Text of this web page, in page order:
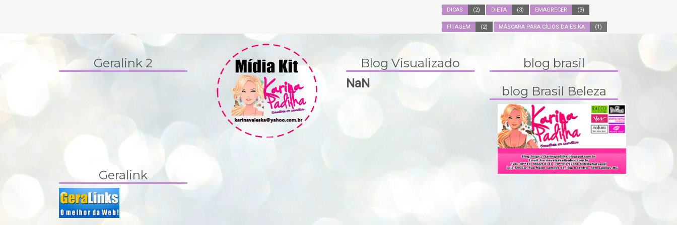
DICAS (2) DIETA (3) EMAGRECER (3)
FITAGEM (2) MÁSCARA PARA CÍLIOS DA ÉSIKA (1)
Geralink 2
Geralink
Blog Visualizado
NaN
blog brasil
blog Brasil Beleza